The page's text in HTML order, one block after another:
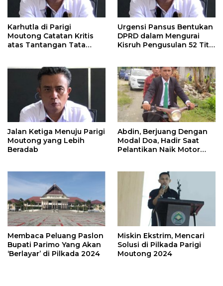
Karhutla di Parigi
Moutong Catatan Kritis
atas Tantangan Tata
Urgensi Pansus Bentukan
DPRD dalam Mengurai
Kisruh Pengusulan 52 Titik
Jalan Ketiga Menuju Parigi
Moutong yang Lebih
Beradab
Abdin, Berjuang Dengan
Modal Doa, Hadir Saat
Pelantikan Naik Motor
Membaca Peluang Paslon
Bupati Parimo Yang Akan
‘Berlayar’ di Pilkada 2024
Miskin Ekstrim, Mencari
Solusi di Pilkada Parigi
Moutong 2024